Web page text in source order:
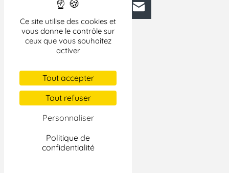
Ce site utilise des cookies et
vous donne le contrôle sur
ceux que vous souhaitez
activer
Tout accepter
Tout refuser
Personnaliser
Politique de
confidentialité
FacebookBlueskyMastodonLinkedIn